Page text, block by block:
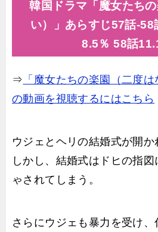
韓国ドラマ「魔女たち
い）」あらすじ57話-58
8.5％ 58話
⇒ 「魔女たちの楽園（二度
の動画を視聴するにはこちら
ウジェとヘリの結婚式が開か
しかし、結婚式はドヒの指
ゃされてしまう。
さらにウジェも暴力を受け、